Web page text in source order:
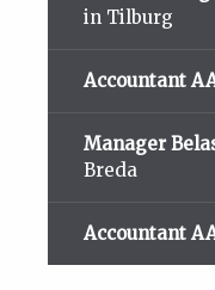
in Tilburg
Accountant
Manager
Breda
Accountant